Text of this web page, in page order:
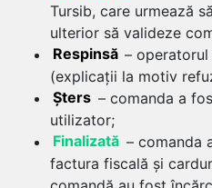
Tursib, care urmează
ulterior să valideze
Respinsă –
(explicații la motiv
Șters – comanda a
utilizator;
Finalizată – comanda
factura fiscală și